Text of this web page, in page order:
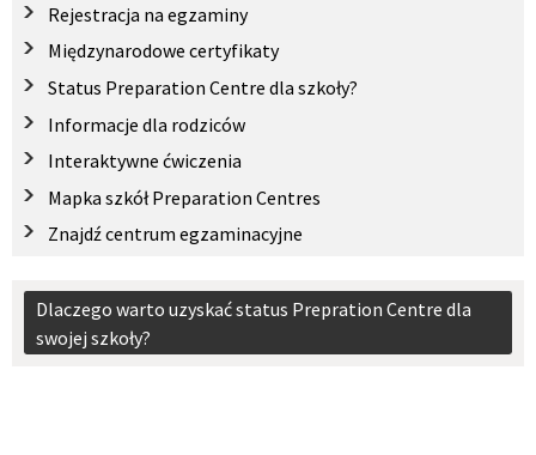
Rejestracja na egzaminy
Międzynarodowe certyfikaty
Status Preparation Centre dla szkoły?
Informacje dla rodziców
Interaktywne ćwiczenia
Mapka szkół Preparation Centres
Znajdź centrum egzaminacyjne
Dlaczego warto uzyskać status Prepration Centre dla
swojej szkoły?